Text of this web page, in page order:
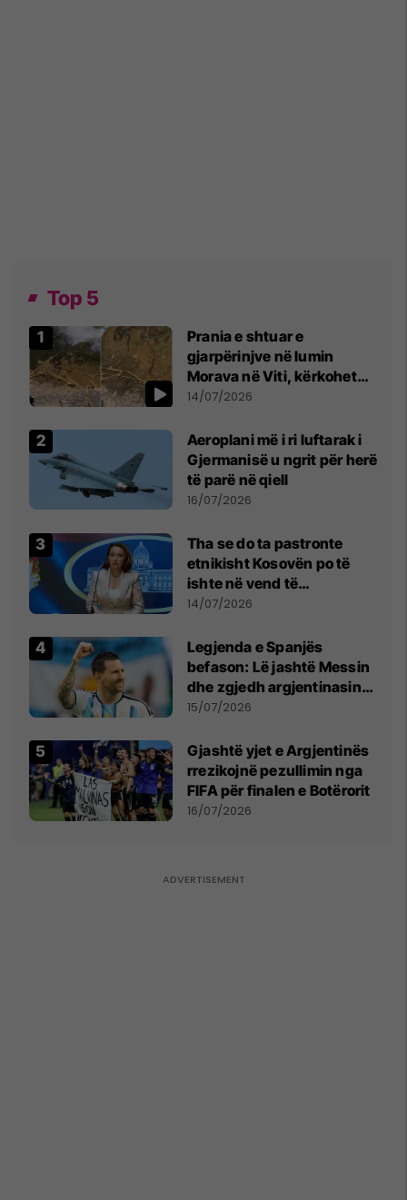
Top 5
Prania e shtuar e
gjarpërinjve në lumin
Morava në Viti, kërkohet
kujdes nga qytetarët
14/07/2026
Aeroplani më i ri luftarak i
Gjermanisë u ngrit për herë
të parë në qiell
16/07/2026
Tha se do ta pastronte
etnikisht Kosovën po të
ishte në vend të
Millosheviqit, Lëvizja e
kërkon shkarkimin e
menjëhershëm të
Snezhana Paunoviq
14/07/2026
Legjenda e Spanjës
befason: Lë jashtë Messin
dhe zgjedh argjentinasin
më të mirë në botë
15/07/2026
Gjashtë yjet e Argjentinës
rrezikojnë pezullimin nga
FIFA për finalen e Botërorit
16/07/2026